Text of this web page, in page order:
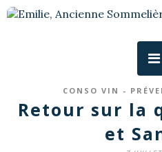
CONSO VIN -
Retour sur la
et